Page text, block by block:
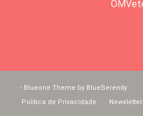
- Blueone Theme by BlueSerenity
Política de Privacidade
Newsletter